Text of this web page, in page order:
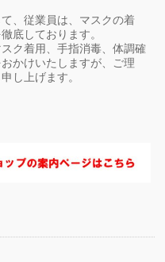
、従業員は、マスクの着
底しております。
ク着用、手指消毒、体調確
かけいたしますが、ご理
し上げます。